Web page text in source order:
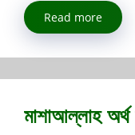
Read more
মাশাআল্লাহ অর্থ